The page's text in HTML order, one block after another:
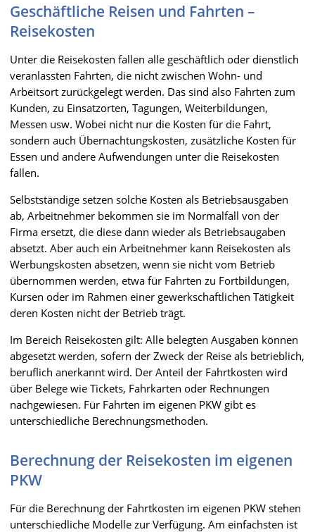
Geschäftliche Reisen und Fahrten –
Reisekosten
Unter die Reisekosten fallen alle geschäftlich oder dienstlich
veranlassten Fahrten, die nicht zwischen Wohn- und
Arbeitsort zurückgelegt werden. Das sind also Fahrten zum
Kunden, zu Einsatzorten, Tagungen, Weiterbildungen,
Messen usw. Wobei nicht nur die Kosten für die Fahrt,
sondern auch Übernachtungskosten, zusätzliche Kosten für
Essen und andere Aufwendungen unter die Reisekosten
fallen.
Selbstständige setzen solche Kosten als Betriebsausgaben
ab, Arbeitnehmer bekommen sie im Normalfall von der
Firma ersetzt, die diese dann wieder als Betriebsaugaben
absetzt. Aber auch ein Arbeitnehmer kann Reisekosten als
Werbungskosten absetzen, wenn sie nicht vom Betrieb
übernommen werden, etwa für Fahrten zu Fortbildungen,
Kursen oder im Rahmen einer gewerkschaftlichen Tätigkeit
deren Kosten nicht der Betrieb trägt.
Im Bereich Reisekosten gilt: Alle belegten Ausgaben können
abgesetzt werden, sofern der Zweck der Reise als betrieblich,
beruflich anerkannt wird. Der Anteil der Fahrtkosten wird
über Belege wie Tickets, Fahrkarten oder Rechnungen
nachgewiesen. Für Fahrten im eigenen PKW gibt es
unterschiedliche Berechnungsmethoden.
Berechnung der Reisekosten im eigenen
PKW
Für die Berechnung der Fahrtkosten im eigenen PKW stehen
unterschiedliche Modelle zur Verfügung. Am einfachsten ist